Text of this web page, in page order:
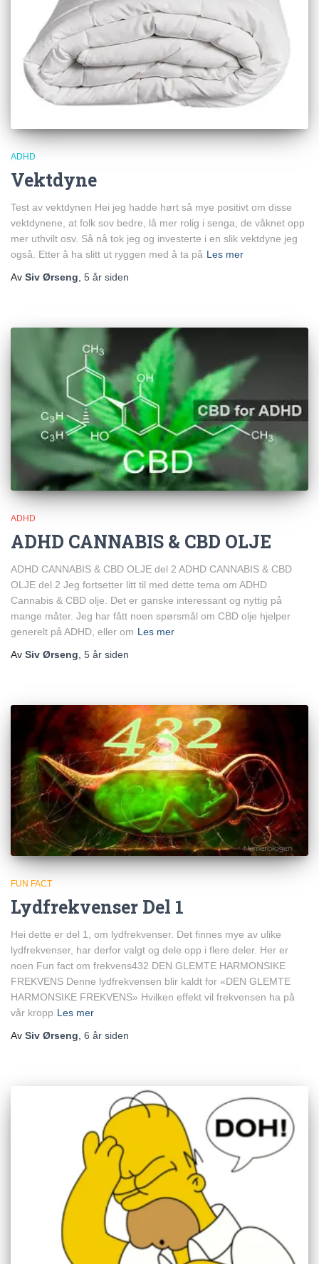
ADHD
Vektdyne
Test av vektdynen Hei jeg hadde hørt så mye positivt om disse
vektdynene, at folk sov bedre, lå mer rolig i senga, de våknet opp
mer uthvilt osv. Så nå tok jeg og investerte i en slik vektdyne jeg
også. Etter å ha slitt ut ryggen med å ta på Les mer
Av Siv Ørseng 5 år siden
ADHD
ADHD CANNABIS & CBD OLJE
ADHD CANNABIS & CBD OLJE del 2 ADHD CANNABIS & CBD
OLJE del 2 Jeg fortsetter litt til med dette tema om ADHD
Cannabis & CBD olje. Det er ganske interessant og nyttig på
mange måter. Jeg har fått noen spørsmål om CBD olje hjelper
generelt på ADHD, eller om Les mer
Av Siv Ørseng 5 år siden
FUN FACT
Lydfrekvenser Del 1
Hei dette er del 1, om lydfrekvenser. Det finnes mye av ulike
lydfrekvenser, har derfor valgt og dele opp i flere deler. Her er
noen Fun fact om frekvens432 DEN GLEMTE HARMONSIKE
FREKVENS Denne lydfrekvensen blir kaldt for «DEN GLEMTE
HARMONSIKE FREKVENS» Hvilken effekt vil frekvensen ha på
vår kropp Les mer
Av Siv Ørseng 6 år siden